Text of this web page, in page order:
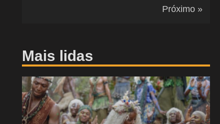
Próximo »
Mais lidas